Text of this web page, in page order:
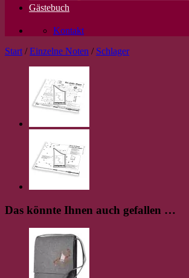
Gästebuch
Kontakt
Start / Einzelne Noten / Schlager
Das könnte Ihnen auch gefallen …